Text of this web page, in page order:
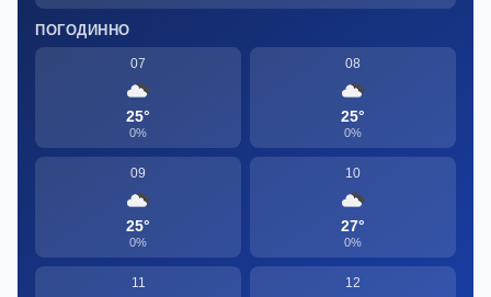
ПОГОДИННО
07
25°
0%
08
25°
0%
09
25°
0%
10
27°
0%
11 12